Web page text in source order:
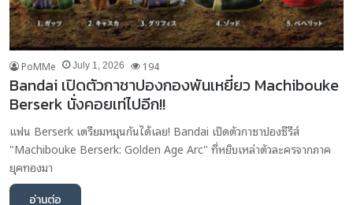
PoMMe July 1, 2026 194
Bandai เปิดตัวกาชาปองกองพันเหยี่ยว Machibouke
Berserk นั่งคอยเท่ไปอีก!!
แฟน Berserk เตรียมหมุนกันได้เลย! Bandai เปิดตัวกาชาปองซีรีส์
"Machibouke Berserk: Golden Age Arc" ที่หยิบเหล่าตัวละครจากภาค
ยุคทองมา
อ่านต่อ